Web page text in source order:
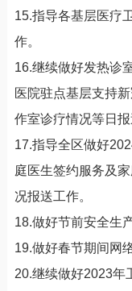
15.指导各基层医疗
作。
16.继续做好发热诊
医院驻点基层支持
作室诊疗情况等日报
17.指导全区做好
庭医生签约服务及
况报送工作。
18.做好节前安全生
19.做好春节期间网
20.继续做好2023年